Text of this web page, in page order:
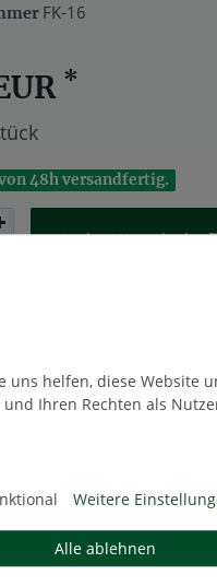
FK-16
*
48h versandfertig.
In den Warenkorb
zzgl.Versandkosten
uns helfen, diese Website
Ihren Rechten als
Weitere
Alle ablehnen